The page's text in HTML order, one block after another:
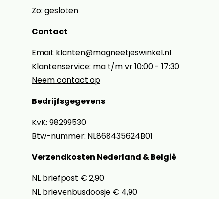
Zo: gesloten
Contact
Email: klanten@magneetjeswinkel.nl
Klantenservice: ma t/m vr 10:00 - 17:30
Neem contact op
Bedrijfsgegevens
KvK: 98299530
Btw-nummer: NL868435624B01
Verzendkosten Nederland & België
NL briefpost € 2,90
NL brievenbusdoosje € 4,90